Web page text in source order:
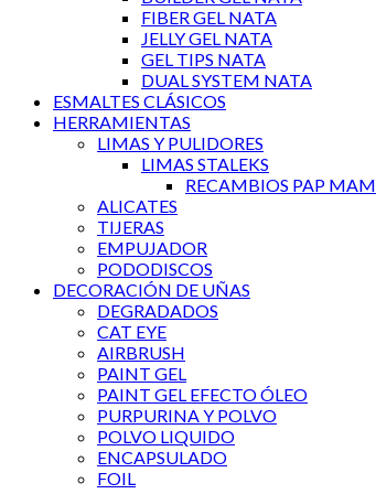
FIBER GEL NATA
JELLY GEL NATA
GEL TIPS NATA
DUAL SYSTEM NATA
ESMALTES CLÁSICOS
HERRAMIENTAS
LIMAS Y PULIDORES
LIMAS STALEKS
RECAMBIOS PAP MAM
ALICATES
TIJERAS
EMPUJADOR
PODODISCOS
DECORACIÓN DE UÑAS
DEGRADADOS
CAT EYE
AIRBRUSH
PAINT GEL
PAINT GEL EFECTO ÓLEO
PURPURINA Y POLVO
POLVO LIQUIDO
ENCAPSULADO
FOIL